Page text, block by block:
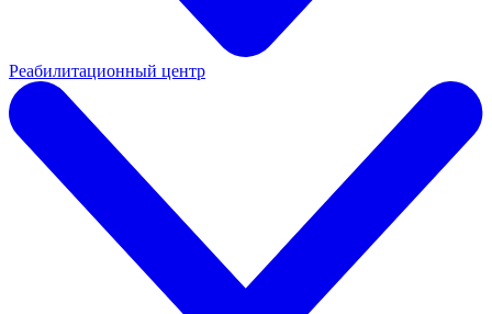
Реабилитационный центр